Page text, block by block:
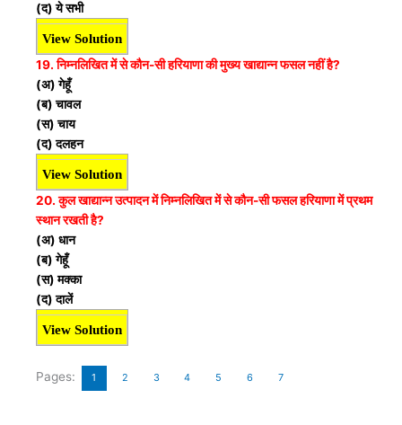
(द) ये सभी
View Solution
19. निम्नलिखित में से कौन-सी हरियाणा की मुख्य खाद्यान्न फसलनहीं है?
(अ) गेहूँ
(ब) चावल
(स) चाय
(द) दलहन
View Solution
20. कुल खाद्यान्न उत्पादन में निम्नलिखित में से कौन-सी फसल हरियाणामें प्रथम
स्थान रखती है?
(अ) धान
(ब) गेहूँ
(स) मक्का
(द) दालें
View Solution
Pages: 1 2 3 4 5 6 7